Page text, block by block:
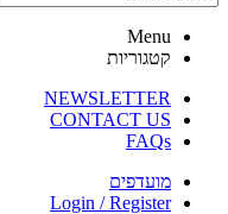
Menu
קטגוריות
NEWSLETTER
CONTACT US
FAQs
מועדפים
Login / Register